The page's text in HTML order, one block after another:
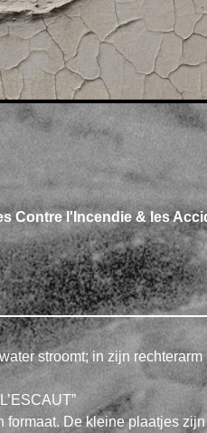
Contre l'Incendie & les
stroomt; in zijn rechterarm
De kleine plaatjes